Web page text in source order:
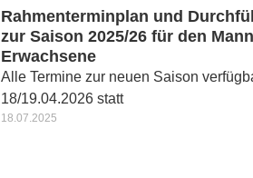
Rahmenterminplan und
zur Saison 2025/26 für den
Erwachsene
Alle Termine zur neuen Saison
18/19.04.2026 statt
18.07.2025